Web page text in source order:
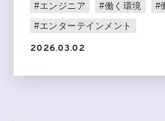
#エンジニア
#働く環境
#
#エンターテインメント
2026.03.02